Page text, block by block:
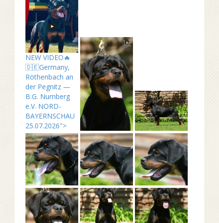
NEW VIDEO🔥
🇩🇪Germany,
Röthenbach an
der Pegnitz —
B.G. Nurnberg
e.V. NORD-
BAYERNSCHAU
25.07.2026">